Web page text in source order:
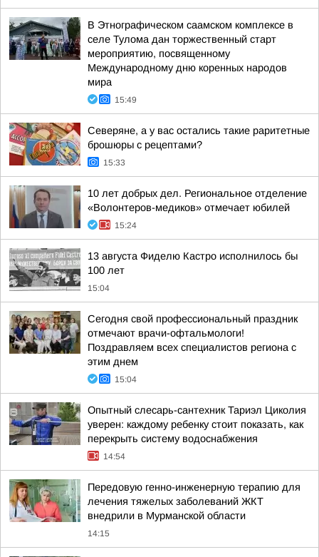
В Этнографическом саамском комплексе в
селе Тулома дан торжественный старт
мероприятию, посвященному
Международному дню коренных народов
мира
15:49
Северяне, а у вас остались такие раритетные
брошюры с рецептами?
15:33
10 лет добрых дел. Региональное отделение
«Волонтеров-медиков» отмечает юбилей
15:24
13 августа Фиделю Кастро исполнилось бы
100 лет
15:04
Сегодня свой профессиональный праздник
отмечают врачи-офтальмологи!
Поздравляем всех специалистов региона с
этим днем
15:04
Опытный слесарь-сантехник Тариэл Циколия
уверен: каждому ребенку стоит показать, как
перекрыть систему водоснабжения
14:54
Передовую генно-инженерную терапию для
лечения тяжелых заболеваний ЖКТ
внедрили в Мурманской области
14:15